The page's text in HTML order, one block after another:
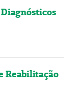
Reabilitação